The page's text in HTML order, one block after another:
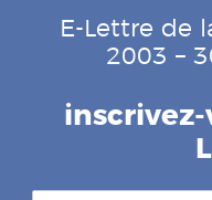
E-Lettre de
2003 –